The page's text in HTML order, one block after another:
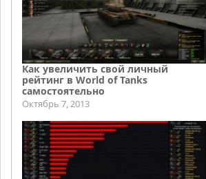
Как увеличить свой личный
рейтинг в World of Tanks
самостоятельно
Октябрь 7, 2013